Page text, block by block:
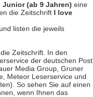
Junior (ab 9 Jahren) eine
die Zeitschrift
I love
listen die jeweils
Zeitschrift. In den
der deutschen Post,
Media Group, Gruner
Meteor Leserservice und
So sehen Sie auf einen
wenn Ihnen das